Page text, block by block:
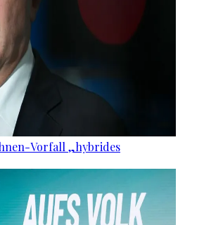
Vorfall „hybrides